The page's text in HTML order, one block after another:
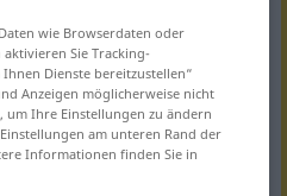
wie Browserdaten oder
Sie Tracking-
Dienste bereitzustellen“
Anzeigen möglicherweise nicht
um Ihre Einstellungen zu ändern
am unteren Rand der
Informationen finden Sie in